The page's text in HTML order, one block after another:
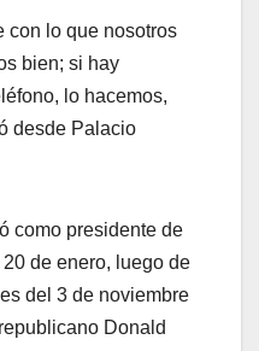
con lo que nosotros
bien; si hay
lo hacemos,
desde Palacio
como presidente de
de enero, luego de
del 3 de noviembre
Donald